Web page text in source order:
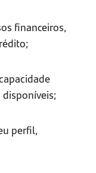
financeiros,
perfil,